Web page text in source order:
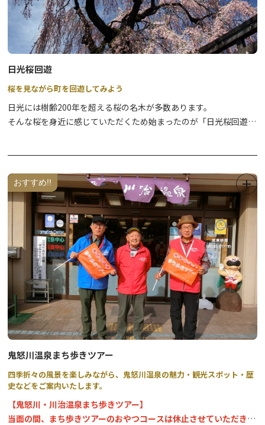
日光桜回遊
桜を見ながら町を回遊してみよう
日光には樹齢200年を超える桜の名木が多数あります。
そんな桜を身近に感じていただくため始まったのが「日光桜回遊」
※写真はイメージです。
※2026年の開催は、4月1日（水）～4月26日（日）までとなりま
す。
2026年 桜回遊のマップは以下をご確認ください。
＊2025年以前のパンフレットに掲載されていたお守り頒布、店
舗の情報などは各店舗等にご確認ください。
おすすめ!!
鬼怒川温泉まち歩きツアー
四季折々の風景を楽しみながら、鬼怒川温泉の魅力・観光スポット・歴
史などをご案内いたします。
【鬼怒川・川治温泉まち歩きツアー】
当面の間、まち歩きツアーのおやつコースは休止させていただきま